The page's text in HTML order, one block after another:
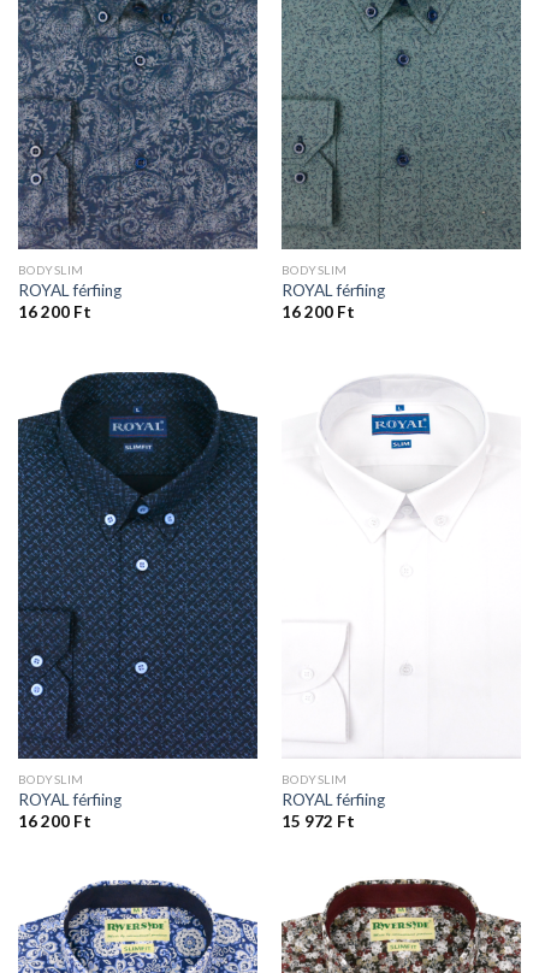
BODYSLIM
ROYAL férfiing
16 200 Ft
BODYSLIM
ROYAL férfiing
16 200 Ft
BODYSLIM
ROYAL férfiing
16 200 Ft
BODYSLIM
ROYAL férfiing
15 972 Ft